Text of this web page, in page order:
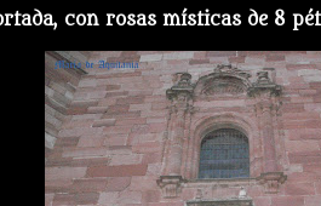
con rosas místicas de 8